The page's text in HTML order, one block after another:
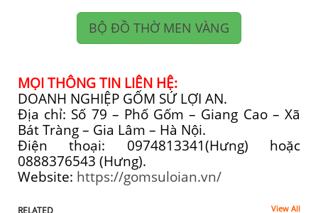
BỘ ĐỒ THỜ MEN VÀNG
MỌI THÔNG TIN LIÊN HỆ:
DOANH NGHIỆP GỐM SỨ LỢI AN.
Địa chỉ: Số 79 – Phố Gốm – Giang Cao – Xã
Bát Tràng – Gia Lâm – Hà Nội.
Điện thoại: 0974813341(Hưng) hoặc
0888376543 (Hưng).
Website: https://gomsuloian.vn/
View All